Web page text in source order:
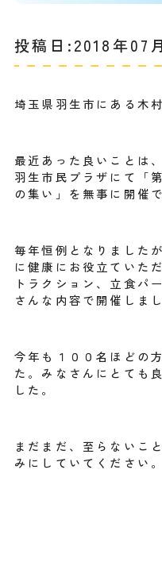
投稿日:2018年07
埼玉県羽生市にある木
最近あった良いことは
羽生市民プラザにて「
の集い」を無事に開催
毎年恒例となりました
に健康にお役立ていた
トラクション、立食パ
さんな内容で開催しまし
今年も１００名ほどの
た。みなさんにとても
した。
まだまだ、至らないこ
みにしていてください。